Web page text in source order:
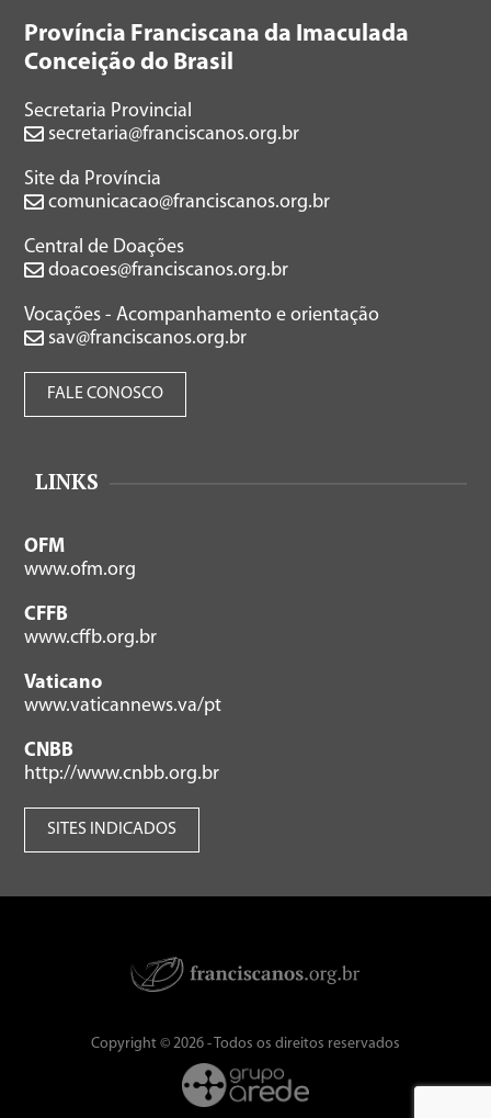
Província Franciscana da Imaculada
Conceição do Brasil
Secretaria Provincial
secretaria@franciscanos.org.br
Site da Província
comunicacao@franciscanos.org.br
Central de Doações
doacoes@franciscanos.org.br
Vocações - Acompanhamento e orientação
sav@franciscanos.org.br
FALE CONOSCO
LINKS
OFM
www.ofm.org
CFFB
www.cffb.org.br
Vaticano
www.vaticannews.va/pt
CNBB
http://www.cnbb.org.br
SITES INDICADOS
Copyright © 2026 - Todos os direitos reservados